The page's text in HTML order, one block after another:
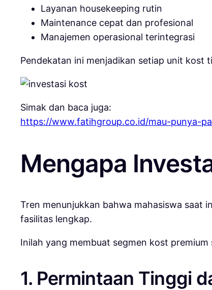
Layanan housekeeping rutin
Maintenance cepat dan profesional
Manajemen operasional terintegrasi
Pendekatan ini menjadikan setiap unit kost
Simak dan baca juga:
https://www.fatihgroup.co.id/mau-punya-
Mengapa
Tren menunjukkan bahwa mahasiswa saat
fasilitas lengkap.
Inilah yang membuat segmen kost
1. Permintaan Tinggi